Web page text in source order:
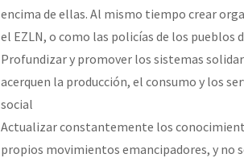
encima de ellas. Al mismo tiempo crear
el EZLN, o como las policías de los
Profundizar y promover los sistemas
acerquen la producción, el consumo y los
social
Actualizar constantemente los
propios movimientos emancipadores, y no